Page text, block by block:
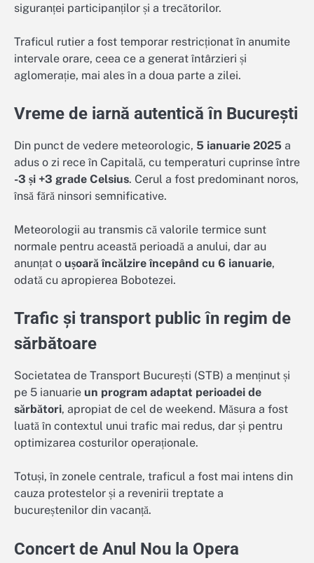
siguranței participanților și a trecătorilor.
Traficul rutier a fost temporar restricționat în anumite
intervale orare, ceea ce a generat întârzieri și
aglomerație, mai ales în a doua parte a zilei.
Vreme de iarnă autentică în București
Din punct de vedere meteorologic, 5 ianuarie 2025 a
adus o zi rece în Capitală, cu temperaturi cuprinse între
-3 și +3 grade Celsius. Cerul a fost predominant noros,
însă fără ninsori semnificative.
Meteorologii au transmis că valorile termice sunt
normale pentru această perioadă a anului, dar au
anunțat o ușoară încălzire începând cu 6 ianuarie,
odată cu apropierea Bobotezei.
Trafic și transport public în regim de
sărbătoare
Societatea de Transport București (STB) a menținut și
pe 5 ianuarie un program adaptat perioadei de
sărbători, apropiat de cel de weekend. Măsura a fost
luată în contextul unui trafic mai redus, dar și pentru
optimizarea costurilor operaționale.
Totuși, în zonele centrale, traficul a fost mai intens din
cauza protestelor și a revenirii treptate a
bucureștenilor din vacanță.
Concert de Anul Nou la Opera